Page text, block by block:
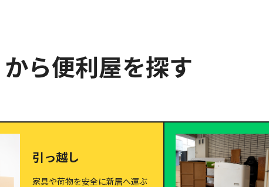
から便利屋を探す
引っ越し
家具や荷物を安全に新居へ運ぶ